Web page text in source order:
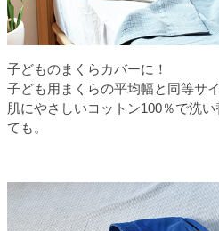
子どものまくらカバーに！
子ども用まくらの平均幅と同等サイ
肌にやさしいコットン100％で洗
ても。